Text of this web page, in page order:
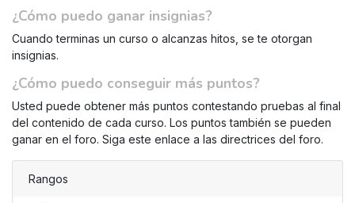
¿Cómo puedo ganar insignias?
Cuando terminas un curso o alcanzas hitos, se te otorgan
insignias.
¿Cómo puedo conseguir más puntos?
Usted puede obtener más puntos contestando pruebas al final
del contenido de cada curso. Los puntos también se pueden
ganar en el foro. Siga este enlace a las directrices del foro.
Rangos